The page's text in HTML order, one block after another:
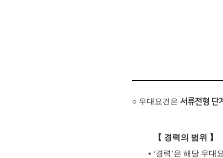
○ 우대요건은 서류전형 단
【 경력의 범위 】
▪ ‘경력’은 해당 우대